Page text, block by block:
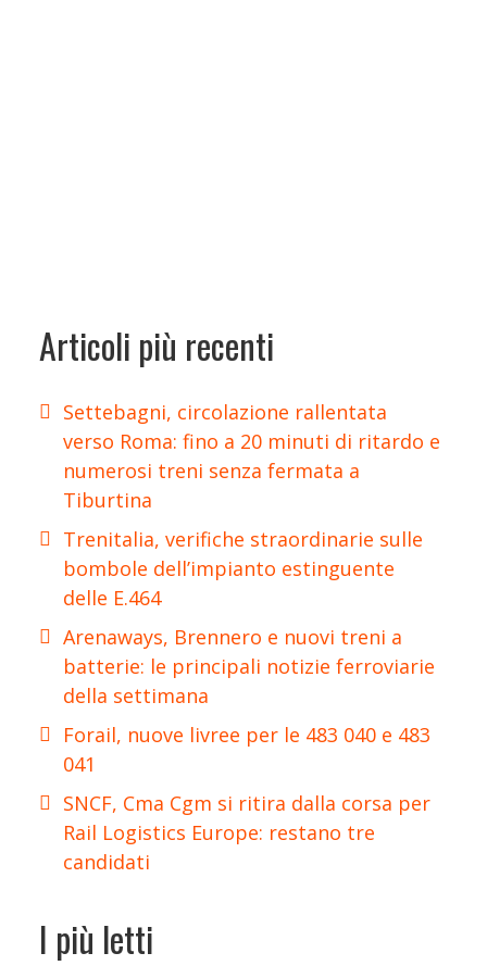
Articoli più recenti
Settebagni, circolazione rallentata
verso Roma: fino a 20 minuti di ritardo e
numerosi treni senza fermata a
Tiburtina
Trenitalia, verifiche straordinarie sulle
bombole dell’impianto estinguente
delle E.464
Arenaways, Brennero e nuovi treni a
batterie: le principali notizie ferroviarie
della settimana
Forail, nuove livree per le 483 040 e 483
041
SNCF, Cma Cgm si ritira dalla corsa per
Rail Logistics Europe: restano tre
candidati
I più letti